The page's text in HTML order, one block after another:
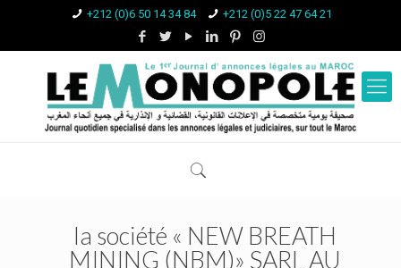
+212 (0)6 50 14 34 84 +212 (0)5 22 47 64 21
la société « NEW BREATH
MINING (NBM)» SARL AU